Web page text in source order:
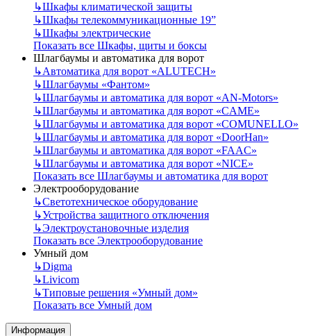
↳Шкафы климатической защиты
↳Шкафы телекоммуникационные 19”
↳Шкафы электрические
Показать все Шкафы, щиты и боксы
Шлагбаумы и автоматика для ворот
↳Автоматика для ворот «ALUTECH»
↳Шлагбаумы «Фантом»
↳Шлагбаумы и автоматика для ворот «AN-Motors»
↳Шлагбаумы и автоматика для ворот «CAME»
↳Шлагбаумы и автоматика для ворот «COMUNELLO»
↳Шлагбаумы и автоматика для ворот «DoorHan»
↳Шлагбаумы и автоматика для ворот «FAAC»
↳Шлагбаумы и автоматика для ворот «NICE»
Показать все Шлагбаумы и автоматика для ворот
Электрооборудование
↳Светотехническое оборудование
↳Устройства защитного отключения
↳Электроустановочные изделия
Показать все Электрооборудование
Умный дом
↳Digma
↳Livicom
↳Типовые решения «Умный дом»
Показать все Умный дом
Информация